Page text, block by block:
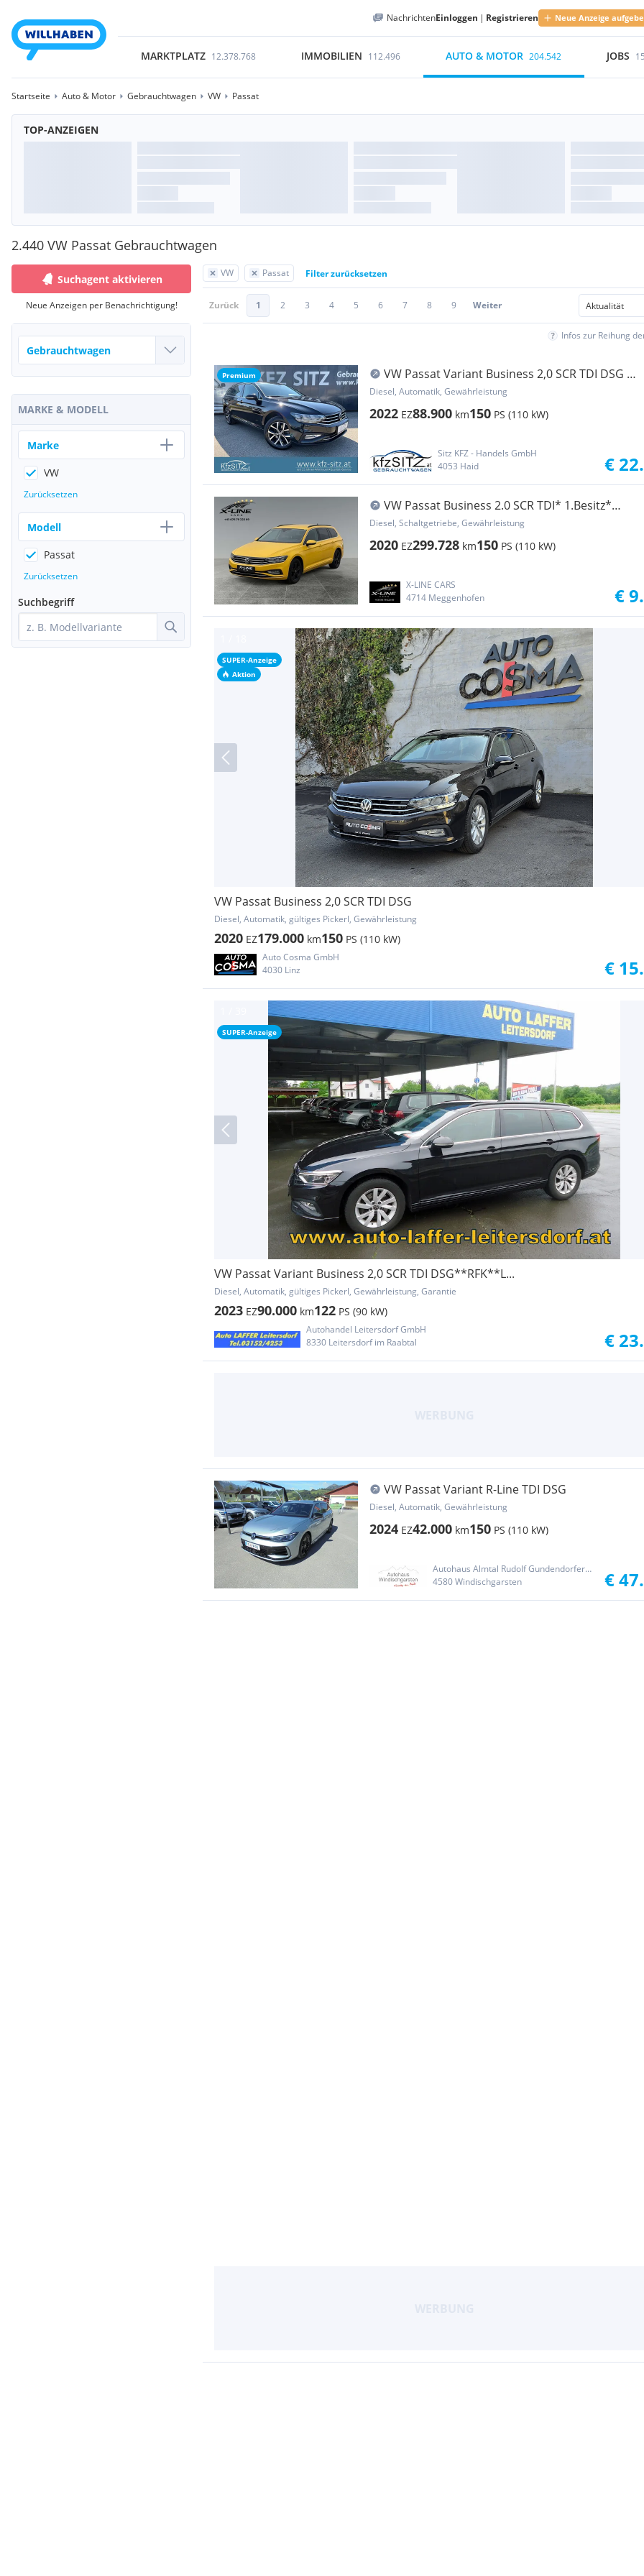
NachrichtenEinloggen | Registrieren Neue Anzeige
MARKTPLATZ 12.378.768 IMMOBILIEN 112.496 AUTO & MOTOR 204.542 JOBS
Startseite Auto & Motor Gebrauchtwagen VW Passat
TOP-ANZEIGEN
2.440 VW Passat Gebrauchtwagen
VW Passat Filter zurücksetzen
Zurück 1 2 3 4 5 6 7 8 9 Weiter
Infos zur Reihung
Premium
VW Passat Variant Business 2,0 SCR TDI DSG |
VIRTU...
Diesel, Automatik, Gewährleistung
2022 EZ88.900 km150 PS (110 kW)
Sitz KFZ - Handels GmbH
4053 Haid
€
VW Passat Business 2.0 SCR TDI* 1.Besitz*
Navi* Ko...
Diesel, Schaltgetriebe, Gewährleistung
2020 EZ299.728 km150 PS (110 kW)
X-LINE CARS
4714 Meggenhofen
€
SUPER-Anzeige
Aktion
VW Passat Business 2,0 SCR TDI DSG
Diesel, Automatik, gültiges Pickerl, Gewährleistung
2020 EZ179.000 km150 PS (110 kW)
Auto Cosma GmbH
4030 Linz
€
SUPER-Anzeige
VW Passat Variant Business 2,0 SCR TDI DSG**RFK**L...
Diesel, Automatik, gültiges Pickerl, Gewährleistung, Garantie
2023 EZ90.000 km122 PS (90 kW)
Autohandel Leitersdorf GmbH
8330 Leitersdorf im Raabtal
€
VW Passat Variant R-Line TDI DSG
Diesel, Automatik, Gewährleistung
2024 EZ42.000 km150 PS (110 kW)
Autohaus Almtal Rudolf Gundendorfer GmbH
4580 Windischgarsten
€
Suchagent aktivieren
Neue Anzeigen per Benachrichtigung!
MARKE & MODELL
Marke
VW
Zurücksetzen
Modell
Passat
Zurücksetzen
Suchbegriff